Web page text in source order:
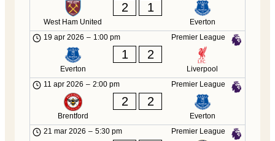
West Ham United
2 1
Everton
Premier League
19 apr 2026 – 1:00 pm
Everton
1 2
Liverpool
Premier League
11 apr 2026 – 2:00 pm
Brentford
2 2
Everton
Premier League
21 mar 2026 – 5:30 pm